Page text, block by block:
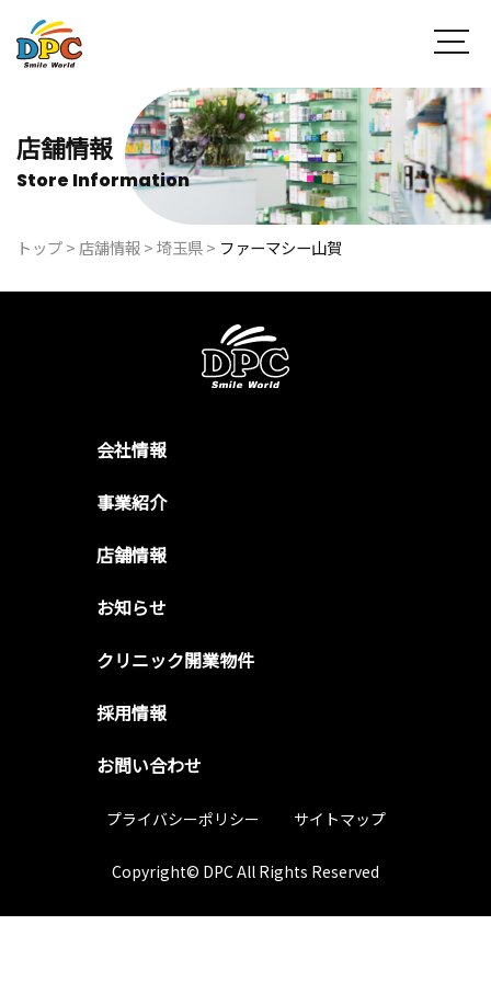
店舗情報
Store Information
トップ> 店舗情報>埼玉県> ファーマシー山賀
会社情報
事業紹介
店舗情報
お知らせ
クリニック開業物件
採用情報
お問い合わせ
プライバシーポリシー サイトマップ
Copyright© DPC All Rights Reserved